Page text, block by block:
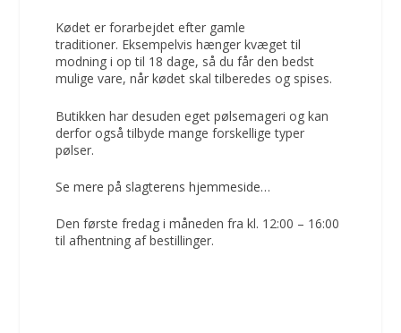
Kødet er forarbejdet efter gamle
traditioner. Eksempelvis hænger kvæget til
modning i op til 18 dage, så du får den bedst
mulige vare, når kødet skal tilberedes og spises.
Butikken har desuden eget pølsemageri og kan
derfor også tilbyde mange forskellige typer
pølser.
Se mere på slagterens hjemmeside…
Den første fredag i måneden fra kl. 12:00 – 16:00
til afhentning af bestillinger.